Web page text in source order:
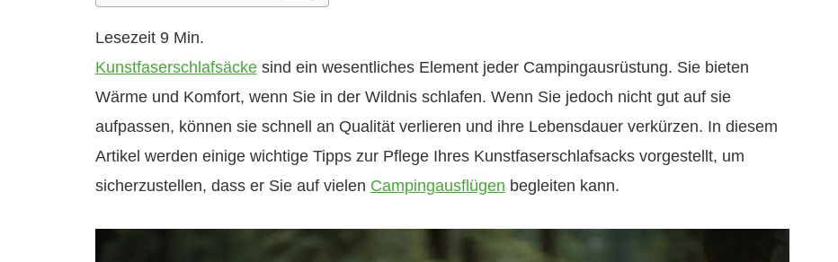
Kunstfaserschlafsäckesind ein wesentliches Element jeder Campingausrüstung. Sie bieten
Wärme und Komfort, wenn Sie in der Wildnis schlafen. Wenn Sie jedoch nicht gut auf sie
aufpassen, können sie schnell an Qualität verlieren und ihre Lebensdauer verkürzen. In diesem
Artikel werden einige wichtige Tipps zur Pflege Ihres Kunstfaserschlafsacks vorgestellt, um
sicherzustellen, dass er Sie auf vielen Campingausflügen begleiten kann.